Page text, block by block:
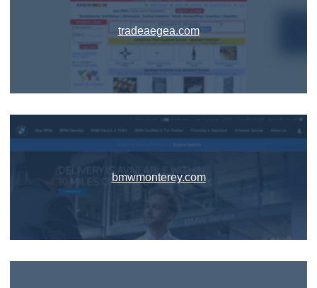
tradeaegea.com
bmwmonterey.com